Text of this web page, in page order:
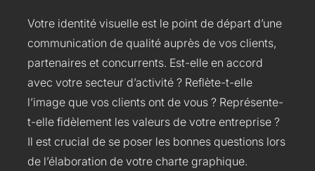
Votre identité visuelle est le point de départ d’une
communication de qualité auprès de vos clients,
partenaires et concurrents. Est-elle en accord
avec votre secteur d’activité ? Reflète-t-elle
l’image que vos clients ont de vous ? Représente-
t-elle fidèlement les valeurs de votre entreprise ?
Il est crucial de se poser les bonnes questions lors
de l’élaboration de votre charte graphique.